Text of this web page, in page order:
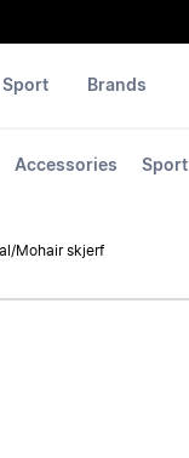
Accessories Sport
Sport Brands
/Mohair skjerf